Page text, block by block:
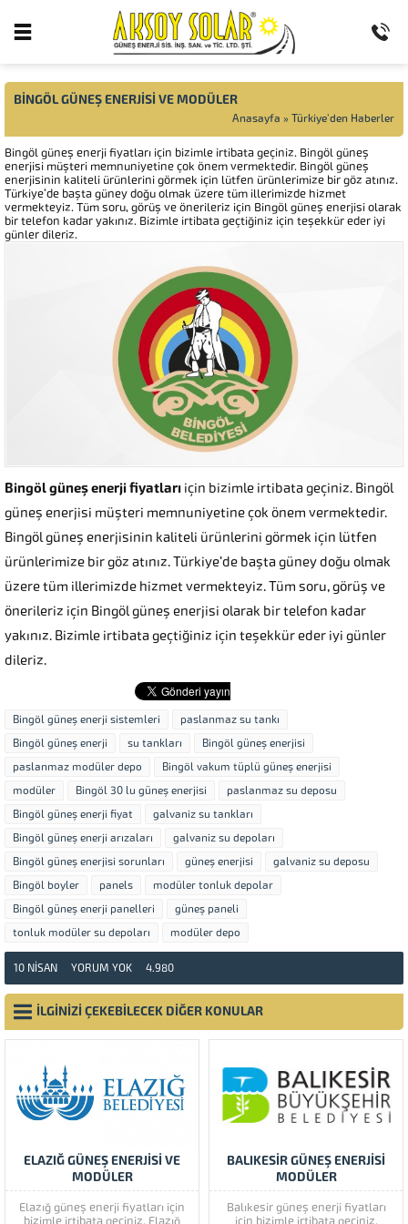
BİNGÖL GÜNEŞ ENERJİSİ VE MODÜLER
Anasayfa » Türkiye'den Haberler
Bingöl güneş enerji fiyatları için bizimle irtibata geçiniz. Bingöl güneş
enerjisi müşteri memnuniyetine çok önem vermektedir. Bingöl güneş
enerjisinin kaliteli ürünlerini görmek için lütfen ürünlerimize bir göz atınız.
Türkiye’de başta güney doğu olmak üzere tüm illerimizde hizmet
vermekteyiz. Tüm soru, görüş ve önerileriz için Bingöl güneş enerjisi olarak
bir telefon kadar yakınız. Bizimle irtibata geçtiğiniz için teşekkür eder iyi
günler dileriz.
Bingöl güneş enerji fiyatları için bizimle irtibata geçiniz. Bingöl
güneş enerjisi müşteri memnuniyetine çok önem vermektedir.
Bingöl güneş enerjisinin kaliteli ürünlerini görmek için lütfen
ürünlerimize bir göz atınız. Türkiye’de başta güney doğu olmak
üzere tüm illerimizde hizmet vermekteyiz. Tüm soru, görüş ve
önerileriz için Bingöl güneş enerjisi olarak bir telefon kadar
yakınız. Bizimle irtibata geçtiğiniz için teşekkür eder iyi günler
dileriz.
Bingöl güneş enerji sistemleri
paslanmaz su tankı
Bingöl güneş enerji
su tankları
Bingöl güneş enerjisi
paslanmaz modüler depo
Bingöl vakum tüplü güneş enerjisi
modüler
Bingöl 30 lu güneş enerjisi
paslanmaz su deposu
Bingöl güneş enerji fiyat
galvaniz su tankları
Bingöl güneş enerji arızaları
galvaniz su depoları
Bingöl güneş enerjisi sorunları
güneş enerjisi
galvaniz su deposu
Bingöl boyler
panels
modüler tonluk depolar
Bingöl güneş enerji panelleri
güneş paneli
tonluk modüler su depoları
modüler depo
10 NISAN YORUM YOK 4.980
İLGİNİZİ ÇEKEBİLECEK DİĞER KONULAR
ELAZIĞ GÜNEŞ ENERJİSİ VE
MODÜLER
Elazığ güneş enerji fiyatları için
bizimle irtibata geçiniz. Elazığ
BALIKESİR GÜNEŞ ENERJİSİ
MODÜLER
Balıkesir güneş enerji fiyatları
için bizimle irtibata geçiniz.